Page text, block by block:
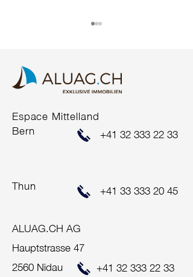
Espace Mittelland
Bern +41 32 333 22 33
Thun
+41 33 333 20 45
ALUAG.CH AG
Hauptstrasse 47
2560 Nidau
+41 32 333 22 33